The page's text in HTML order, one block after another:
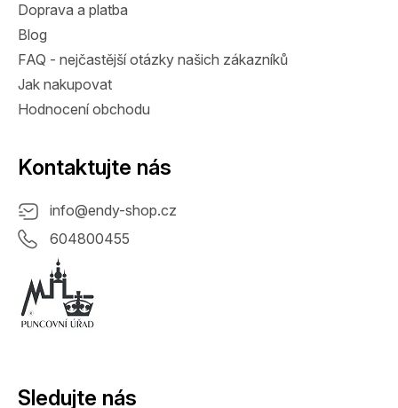
Doprava a platba
Blog
FAQ - nejčastější otázky našich zákazníků
Jak nakupovat
Hodnocení obchodu
Kontaktujte nás
info@endy-shop.cz
604800455
Sledujte nás